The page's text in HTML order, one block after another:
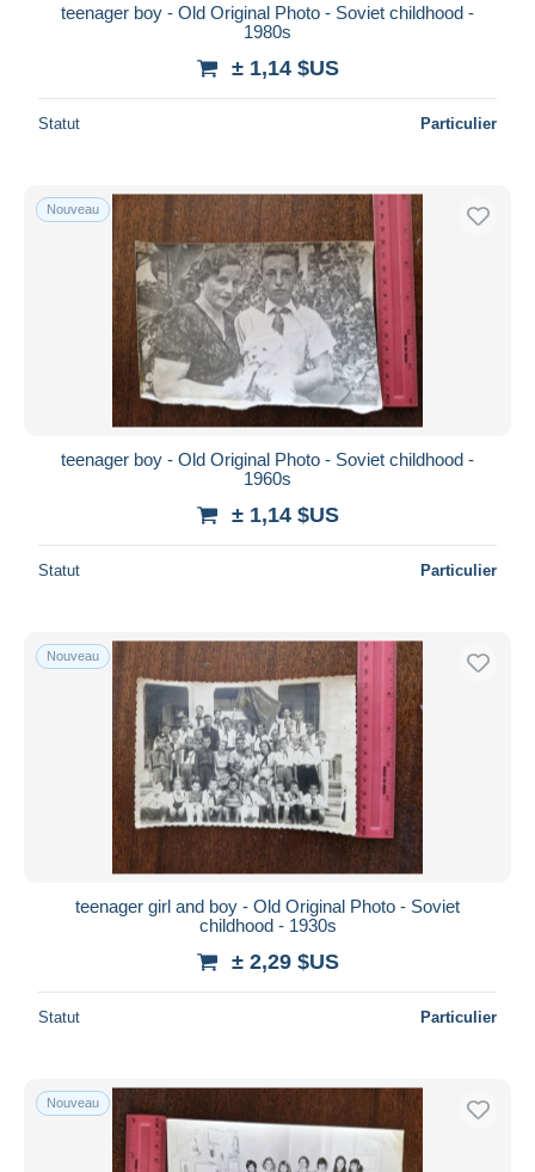
teenager boy - Old Original Photo - Soviet childhood -
1980s
± 1,14 $US
Statut Particulier
Nouveau
teenager boy - Old Original Photo - Soviet childhood -
1960s
± 1,14 $US
Statut Particulier
Nouveau
teenager girl and boy - Old Original Photo - Soviet
childhood - 1930s
± 2,29 $US
Statut Particulier
Nouveau